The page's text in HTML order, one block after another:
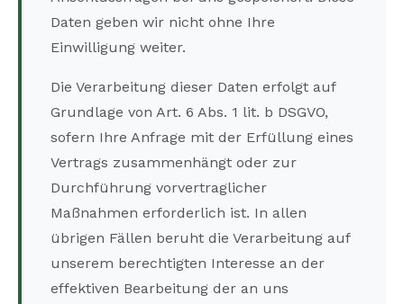
Daten geben wir nicht ohne Ihre
Einwilligung weiter.
Die Verarbeitung dieser Daten erfolgt auf
Grundlage von Art. 6 Abs. 1 lit. b DSGVO,
sofern Ihre Anfrage mit der Erfüllung eines
Vertrags zusammenhängt oder zur
Durchführung vorvertraglicher
Maßnahmen erforderlich ist. In allen
übrigen Fällen beruht die Verarbeitung auf
unserem berechtigten Interesse an der
effektiven Bearbeitung der an uns